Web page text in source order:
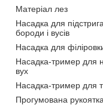
Матеріал лез
Насадка для
бороди і вусів
Насадка для
Насадка-тример для
вух
Насадка-тример для
Прогумована рукоятка